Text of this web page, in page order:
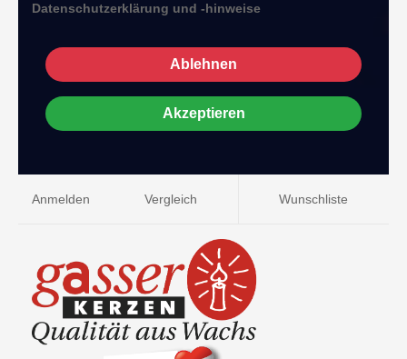
Datenschutzerklärung und -hinweise
Ablehnen
Akzeptieren
Anmelden Vergleich Wunschliste